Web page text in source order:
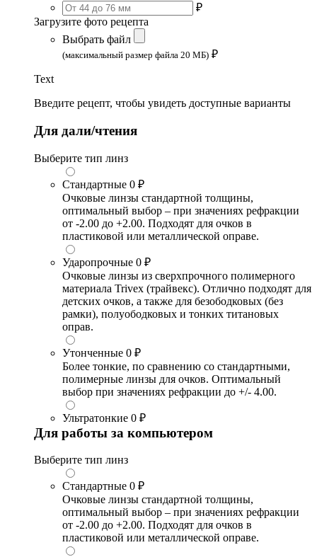
₽
Загрузите фото рецепта
Выбрать файл
(максимальный размер файла 20 МБ) ₽
Text
Введите рецепт, чтобы увидеть доступные варианты
Для дали/чтения
Выберите тип линз
Стандартные 0 ₽
Очковые линзы стандартной толщины,
оптимальный выбор – при значениях рефракции
от -2.00 до +2.00. Подходят для очков в
пластиковой или металлической оправе.
Ударопрочные 0 ₽
Очковые линзы из сверхпрочного полимерного
материала Trivex (трайвекс). Отлично подходят для
детских очков, а также для безободковых (без
рамки), полуободковых и тонких титановых
оправ.
Утонченные 0 ₽
Более тонкие, по сравнению со стандартными,
полимерные линзы для очков. Оптимальный
выбор при значениях рефракции до +/- 4.00.
Ультратонкие 0 ₽
Для работы за компьютером
Выберите тип линз
Стандартные 0 ₽
Очковые линзы стандартной толщины,
оптимальный выбор – при значениях рефракции
от -2.00 до +2.00. Подходят для очков в
пластиковой или металлической оправе.